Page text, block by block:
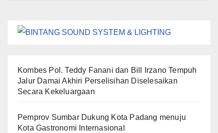
Kombes Pol. Teddy Fanani dan Bill Irzano Tempuh
Jalur Damai Akhiri Perselisihan Diselesaikan
Secara Kekeluargaan
Pemprov Sumbar Dukung Kota Padang menuju
Kota Gastronomi Internasional